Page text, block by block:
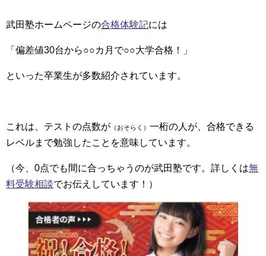
武田塾ホームページの合格体験記には
「偏差値30台から○○カ月で○○大学合格！」
といった卒業生が多数紹介されています。
これは、テストの点数が （おそらく） 一桁の人が、合格できる
レベルまで勉強したことを意味しています。
（今、0点でも間に合っちゃうのが武田塾です。詳しくは無
料受験相談でお伝えしています！）